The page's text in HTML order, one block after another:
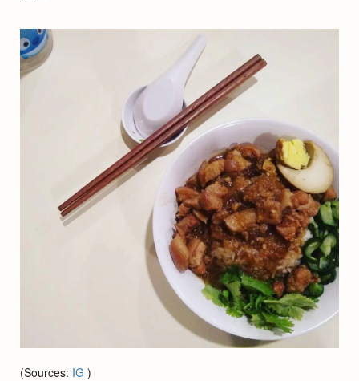
(Sources: IG )